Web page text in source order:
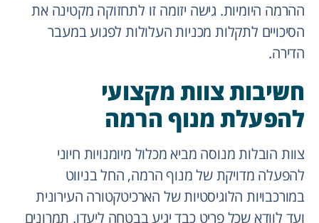
ההרמה היומיות. גישה יזומה זו לתחזוקה מקטינה את
הסיכויים לתקלות מכניות העלולות לפגוע במעבר
הדירה.
חשיבות צוות מקצועי
להפעלת מנוף הרמה
צוות הובלות מנוסה מביא מכלול מיומנויות חיוני
להפעלה מדויקת של מנוף הרמה, החל בניווט
במורכבויות הלוגיסטיות של הארכיטקטורה העירונית
ועד לוודא שכל פריט כבד יגיע בבטחה ליעדו. תמרונים